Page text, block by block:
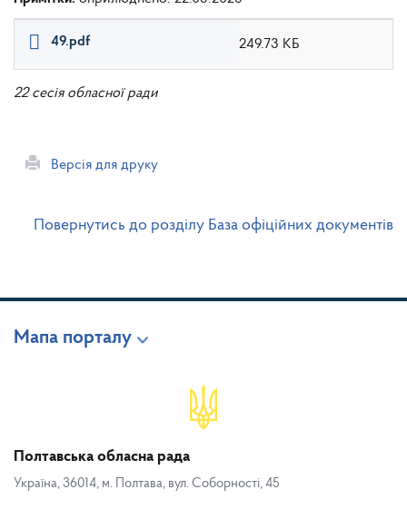
49.pdf 249.73 КБ
22 сесія обласної ради
Версія для друку
Повернутись до розділу База офіційних документів
Мапа порталу
Полтавська обласна рада
Україна, 36014, м. Полтава, вул. Соборності, 45